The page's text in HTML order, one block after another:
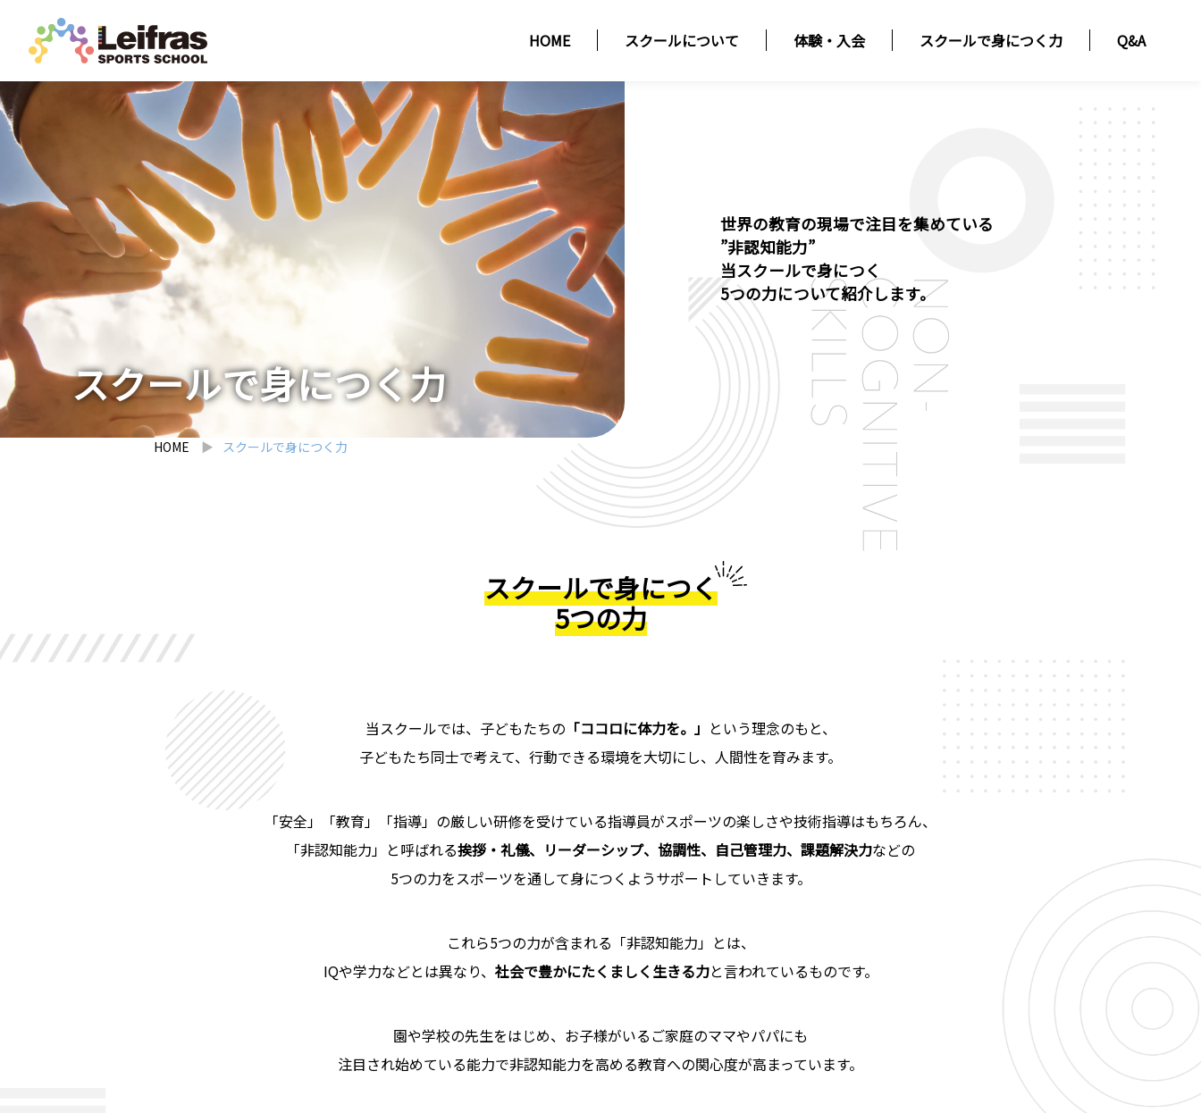
HOME スクールについて 体験・入会 スクールで身につく力 Q&A
スクールで身につく力
世界の教育の現場で注目を集めている
”非認知能力”
当スクールで身につく
5つの力について紹介します。
HOME スクールで身につく力
スクールで身につく
5つの力
当スクールでは、子どもたちの 「ココロに体力を。」 という理念のもと、
子どもたち同士で考えて、行動できる環境を大切にし、人間性を育みます。
「安全」「教育」「指導」の厳しい研修を受けている指導員がスポーツの楽しさや技術指導はもちろん、
「非認知能力」と呼ばれる挨拶・礼儀、リーダーシップ、協調性、自己管理力、課題解決力などの
5つの力をスポーツを通して身につくようサポートしていきます。
これら5つの力が含まれる「非認知能力」とは、
IQや学力などとは異なり、 社会で豊かにたくましく生きる力と言われているものです。
園や学校の先生をはじめ、お子様がいるご家庭のママやパパにも
注目され始めている能力で非認知能力を高める教育への関心度が高まっています。